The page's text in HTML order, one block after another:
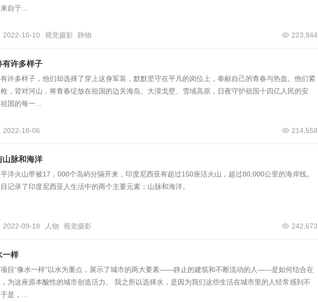
自于...
2022-10-10 223,944
视觉摄影 静物
有许多样子
许多样子，他们却选择了穿上这身军装，默默坚守在平凡的岗位上，奉献自己的青春与热血。他们紧
，背对河山，将青春绽放在祖国的边关海岛、大漠戈壁、雪域高原，日夜守护祖国十四亿人民的安
国的每一...
2022-10-06 214,558
山脉和海洋
洋火山带被17，000个岛屿分隔开来，印度尼西亚有超过150座活火山，超过80,000公里的海岸线。
记录了印度尼西亚人生活中的两个主要元素：山脉和海洋。
2022-09-18 242,673
人物 视觉摄影
一样
目“像水一样”以水为重点，展示了城市的两大要素——静止的建筑和不断流动的人——是如何结合在
为这座原本酸性的城市创造活力。 我之所以选择水，是因为我们这些生活在城市里的人经常感到不
是，...